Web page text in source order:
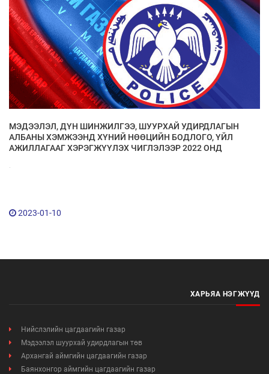
МЭДЭЭЛЭЛ, ДҮН ШИНЖИЛГЭЭ, ШУУРХАЙ УДИРДЛАГЫН
АЛБАНЫ ХЭМЖЭЭНД ХҮНИЙ НӨӨЦИЙН БОДЛОГО, ҮЙЛ
АЖИЛЛАГААГ ХЭРЭГЖҮҮЛЭХ ЧИГЛЭЛЭЭР 2022 ОНД
2023-01-10
ХАРЬЯА НЭГЖҮҮД
Нийслэлийн цагдаагийн газар
Мэдээлэл шуурхай удирдлагын төв
Архангай аймгийн цагдаагийн газар
Баянхонгор аймгийн цагдаагийн газар